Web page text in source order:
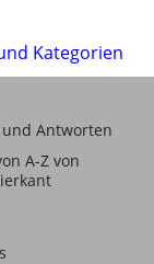
Kategorien
und Antworten
A-Z von